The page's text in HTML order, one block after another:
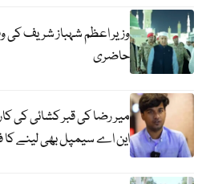
وزیر اعظم شہباز شریف کی
حاضری
میر رضا کی قبر کشائی کی
این اے سیمپل بھی لینے